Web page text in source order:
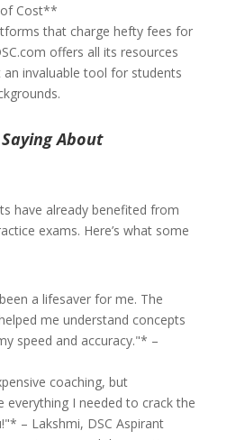
Cost**
that charge hefty fees for
offers all its resources
invaluable tool for students
About
have already benefited from
exams. Here’s what some
a lifesaver for me. The
me understand concepts
speed and accuracy."* –
coaching, but
everything I needed to crack the
– Lakshmi, DSC Aspirant